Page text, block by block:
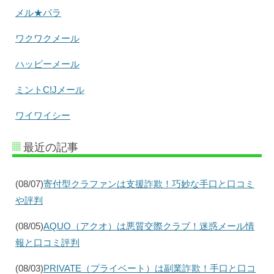
メル★パラ
ワクワクメール
ハッピーメール
ミントC!Jメール
ワイワイシー
最近の記事
(08/07)寄付型クラファンは支援詐欺！巧妙な手口と口コミ
や評判
(08/05)AQUO（アクオ）は悪質交際クラブ！迷惑メール情
報と口コミ評判
(08/03)PRIVATE（プライベート）は副業詐欺！手口と口コ